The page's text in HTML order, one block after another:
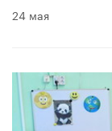
24 мая